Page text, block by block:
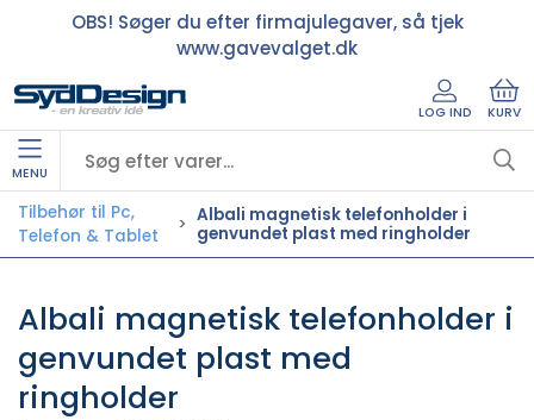
OBS! Søger du efter firmajulegaver, så tjek
www.gavevalget.dk
LOG IND KURV
MENU
Tilbehør til Pc,
Telefon & Tablet
Albali magnetisk telefonholder i
genvundet plast med ringholder
Albali magnetisk telefonholder i
genvundet plast med
ringholder